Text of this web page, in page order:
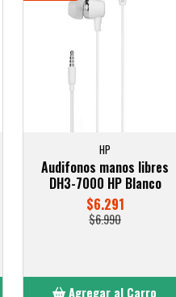
HP
Audifonos manos libres
DH3-7000 HP Blanco
$6.291
$6.990
Agregar al Carro